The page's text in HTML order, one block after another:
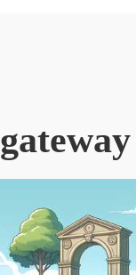
gateway